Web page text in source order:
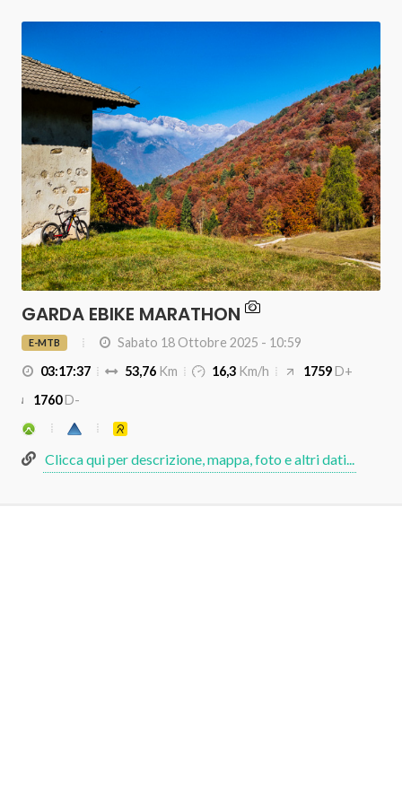
GARDA EBIKE MARATHON
E-MTB
Sabato 18 Ottobre 2025 - 10:59
03:17:37
53,76 Km 16,3 Km/h 1759D+
1760D-
Clicca qui per descrizione, mappa, foto e altri dati...